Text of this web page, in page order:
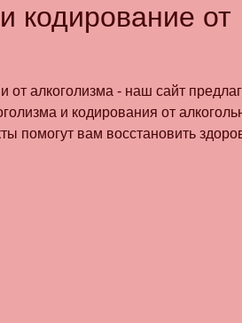
кодирование от
от алкоголизма - наш сайт
и кодирования от
помогут вам восстановить